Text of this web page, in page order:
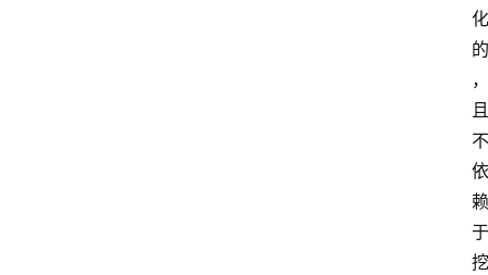
化
的
，
且
不
依
赖
于
挖